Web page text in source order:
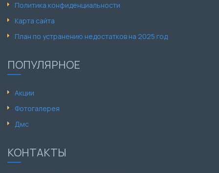
Политика конфиденциальности
Карта сайта
План по устранению недостатков на 2025 год
ПОПУЛЯРНОЕ
Акции
Фотогалерея
Дмс
КОНТАКТЫ